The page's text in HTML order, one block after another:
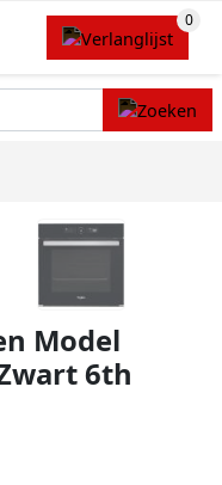
Model
6th